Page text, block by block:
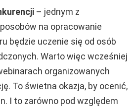
– jednym z
na opracowanie
będzie uczenie się od osób
Warto więc wcześniej
organizowanych
To świetna okazja, by ocenić,
I to zarówno pod względem